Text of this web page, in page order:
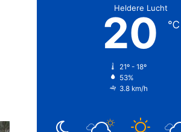
Heldere Lucht
20 ℃
21º - 18º
53%
3.8 km/h